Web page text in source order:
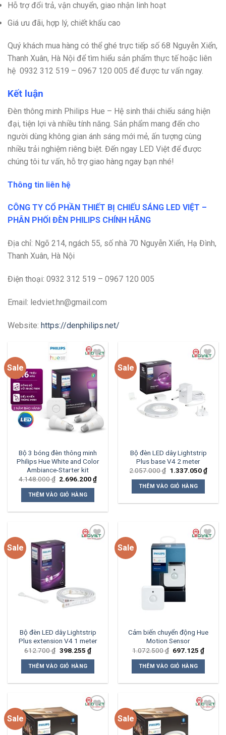
Hỗ trợ đổi trả, vận chuyển, giao nhận linh hoạt
Giá ưu đãi, hợp lý, chiết khấu cao
Quý khách mua hàng có thể ghé trực tiếp số 68 Nguyễn Xiển,
Thanh Xuân, Hà Nội để tìm hiểu sản phẩm thực tế hoặc liên
hệ 0932 312 519 – 0967 120 005 để được tư vấn ngay.
Kết luận
Đèn thông minh Philips Hue – Hệ sinh thái chiếu sáng hiện
đại, tiện lợi và nhiều tính năng. Sản phẩm mang đến cho
người dùng không gian ánh sáng mới mẻ, ấn tượng cùng
nhiều trải nghiệm riêng biệt. Đến ngay LED Việt để được
chúng tôi tư vấn, hỗ trợ giao hàng ngay bạn nhé!
Thông tin liên hệ
CÔNG TY CỔ PHẦN THIẾT BỊ CHIẾU SÁNG LED VIỆT –
PHÂN PHỐI ĐÈN PHILIPS CHÍNH HÃNG
Địa chỉ: Ngõ 214, ngách 55, số nhà 70 Nguyễn Xiển, Hạ Đình,
Thanh Xuân, Hà Nội
Điện thoại: 0932 312 519 – 0967 120 005
Email: ledviet.hn@gmail.com
Website: https://denphilips.net/
Sale
Add to
wishlist
Bộ 3 bóng đèn thông minh
Philips Hue White and Color
Ambiance-Starter kit
4.148.000₫ Giá
là:
4.148.000 ₫.
2.696.200₫Giá
2.696.200 ₫.
THÊM VÀO GIỎ HÀNG
Sale
wishlist
Bộ đèn LED dây Lightstrip
Plus base V4 2 meter
2.057.000₫ Giá
là:
2.057.000 ₫.
1.337.050₫Giá
THÊM VÀO GIỎ HÀNG
Sale
Bộ đèn LED dây Lightstrip
Plus extension V4 1 meter
612.700₫ Giá
là:
612.700 ₫.
398.255 ₫Giá
hiện
398.255 ₫.
THÊM VÀO GIỎ HÀNG
Sale
Cảm biến chuyển động Hue
Motion Sensor
1.072.500₫ Giá
là:
1.072.500 ₫.
697.125₫Giá
THÊM VÀO GIỎ HÀNG
Sale Sale